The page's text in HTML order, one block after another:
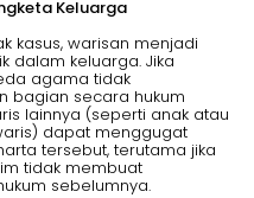
Keluarga
kasus, warisan menjadi
dalam keluarga. Jika
agama tidak
bagian secara hukum
lainnya (seperti anak atau
dapat menggugat
tersebut, terutama jika
tidak membuat
sebelumnya.